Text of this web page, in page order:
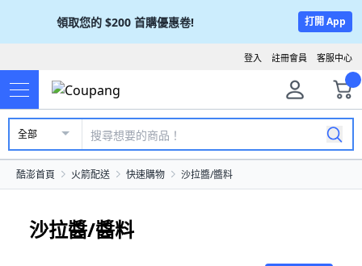
領取您的 $200 首購優惠卷! 打開 App
客服中心
註冊會員
登入
全部
酷澎首頁 火箭配送 快速購物 沙拉醬/醬料
沙拉醬/醬料